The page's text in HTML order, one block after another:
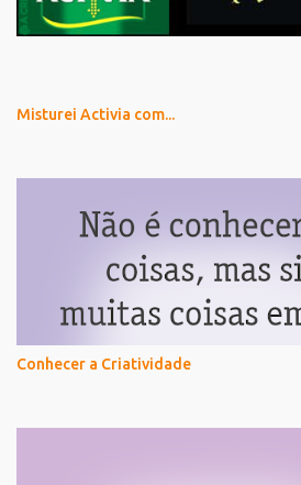
Misturei Activia com...
Conhecer a Criatividade